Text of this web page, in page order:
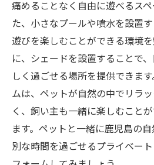
痛めることなく自由に遊べるス
た、小さなプールや噴水を設置
遊びを楽しむことができる環境
に、シェードを設置することで
しく過ごせる場所を提供できま
ムは、ペットが自然の中でリラ
く、飼い主も一緒に楽しむこと
ます。ペットと一緒に鹿児島の
別な時間を過ごせるプライベー